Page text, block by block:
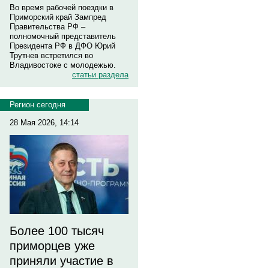
Во время рабочей поездки в
Приморский край Зампред
Правительства РФ –
полномочный представитель
Президента РФ в ДФО Юрий
Трутнев встретился во
Владивостоке с молодежью.
статьи раздела
Регион сегодня
28 Мая 2026, 14:14
Более 100 тысяч
приморцев уже
приняли участие в